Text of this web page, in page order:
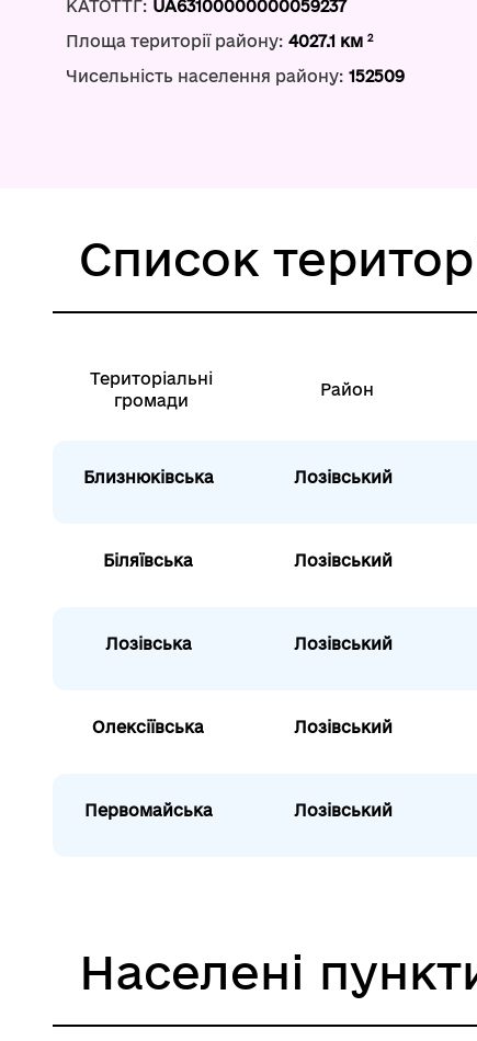
КАТОТТГ: UA63100000000059237
Площа території району: 4027.1 км 2
Чисельність населення району: 152509
Список
Територіальні
громади
Район
Близнюківська Лозівський
Біляївська Лозівський
Лозівська Лозівський
Олексіївська Лозівський
Первомайська Лозівський
Населені